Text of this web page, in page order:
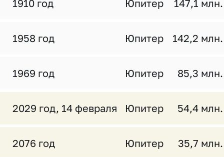
1910 год Юпитер 147,1
1958 год Юпитер 142,2
1969 год Юпитер 85,3
2029 год, 14 февраля Юпитер 54,4
2076 год Юпитер 35,7